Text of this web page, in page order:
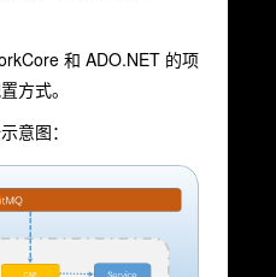
和 ADO.NET 的项
方式。
意图：